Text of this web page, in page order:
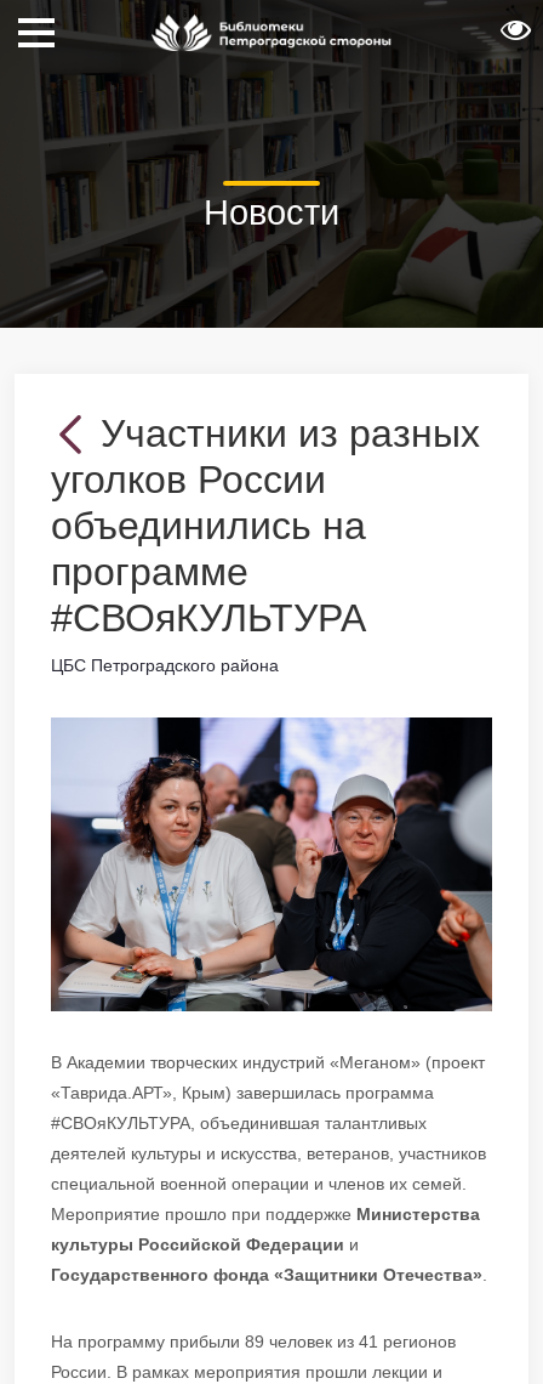
Новости
Участники из разных
уголков России
объединились на
программе
#СВОяКУЛЬТУРА
ЦБС Петроградского района
В Академии творческих индустрий «Меганом» (проект
«Таврида.АРТ», Крым) завершилась программа
#СВОяКУЛЬТУРА, объединившая талантливых
деятелей культуры и искусства, ветеранов, участников
специальной военной операции и членов их семей.
Мероприятие прошло при поддержке Министерства
культуры Российской Федерации и
Государственного фонда «Защитники Отечества».
На программу прибыли 89 человек из 41 регионов
России. В рамках мероприятия прошли лекции и